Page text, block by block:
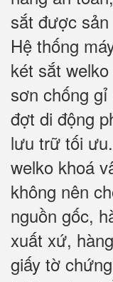
sắt được
Hệ thống
két sắt
sơn chống
đợt di động
lưu trữ tối
welko khoá
không nên
nguồn gốc,
xuất xứ,
giấy tờ